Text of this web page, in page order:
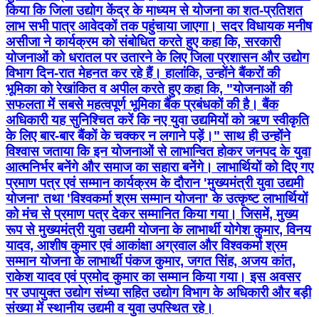
किया कि जिला उद्योग केंद्र के माध्यम से योजना का शत-प्रतिशत
लाभ सभी पात्र आवेदकों तक पहुंचाया जाएगा। सदर विधायक मनीष
असीजा ने कार्यक्रम को संबोधित करते हुए कहा कि, सरकारी
योजनाओं को धरातल पर उतारने के लिए जिला प्रशासन और उद्योग
विभाग दिन-रात मेहनत कर रहे हैं। हालांकि, उन्होंने बैंकरों की
भूमिका को रेखांकित व अपील करते हुए कहा कि, "योजनाओं की
सफलता में सबसे महत्वपूर्ण भूमिका बैंक प्रबंधकों की है। बैंक
अधिकारी यह सुनिश्चित करें कि नए युवा उद्यमियों को ऋण स्वीकृति
के लिए बार-बार बैंकों के चक्कर न लगाने पड़ें।" साथ ही उन्होंने
विश्वास जताया कि इन योजनाओं से लाभान्वित होकर जनपद के युवा
आत्मनिर्भर बनेंगे और समाज का सहारा बनेंगे। लाभार्थियों को दिए गए
प्रमाण पत्र एवं सम्मान कार्यक्रम के दौरान 'मुख्यमंत्री युवा उद्यमी
योजना' तथा 'विश्वकर्मा श्रम सम्मान योजना' के उत्कृष्ट लाभार्थियों
को मंच से प्रमाण पत्र देकर सम्मानित किया गया। जिसमें, मुख्य
रूप से मुख्यमंत्री युवा उद्यमी योजना के लाभार्थी योगेश कुमार, विनय
यादव, आशीष कुमार एवं आकांक्षा अग्रवाल और विश्वकर्मा श्रम
सम्मान योजना के लाभार्थी पंकज कुमार, जगत सिंह, अजय कांत,
राकेश यादव एवं प्रमोद कुमार का सम्मान किया गया। इस अवसर
पर उपायुक्त उद्योग संध्या सहित उद्योग विभाग के अधिकारी और बड़ी
संख्या में स्थानीय उद्यमी व युवा उपस्थित रहे।